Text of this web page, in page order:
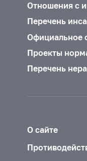
Отношения с
Перечень
Официальное
Проекты
Перечень
О сайте